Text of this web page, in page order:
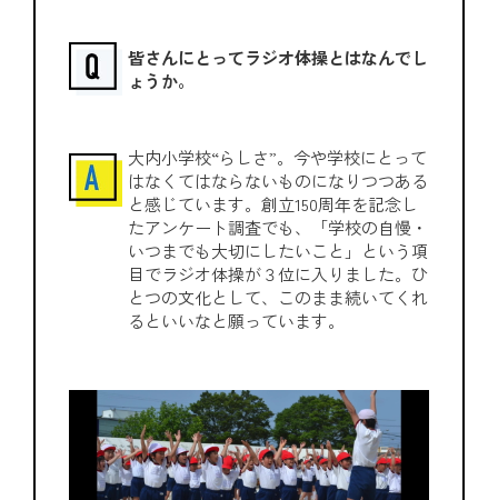
皆さんにとってラジオ体操とはなんでし
ょうか。
大内小学校“らしさ”。今や学校にとって
はなくてはならないものになりつつある
と感じています。創立150周年を記念し
たアンケート調査でも、「学校の自慢・
いつまでも大切にしたいこと」という項
目でラジオ体操が３位に入りました。ひ
とつの文化として、このまま続いてくれ
るといいなと願っています。